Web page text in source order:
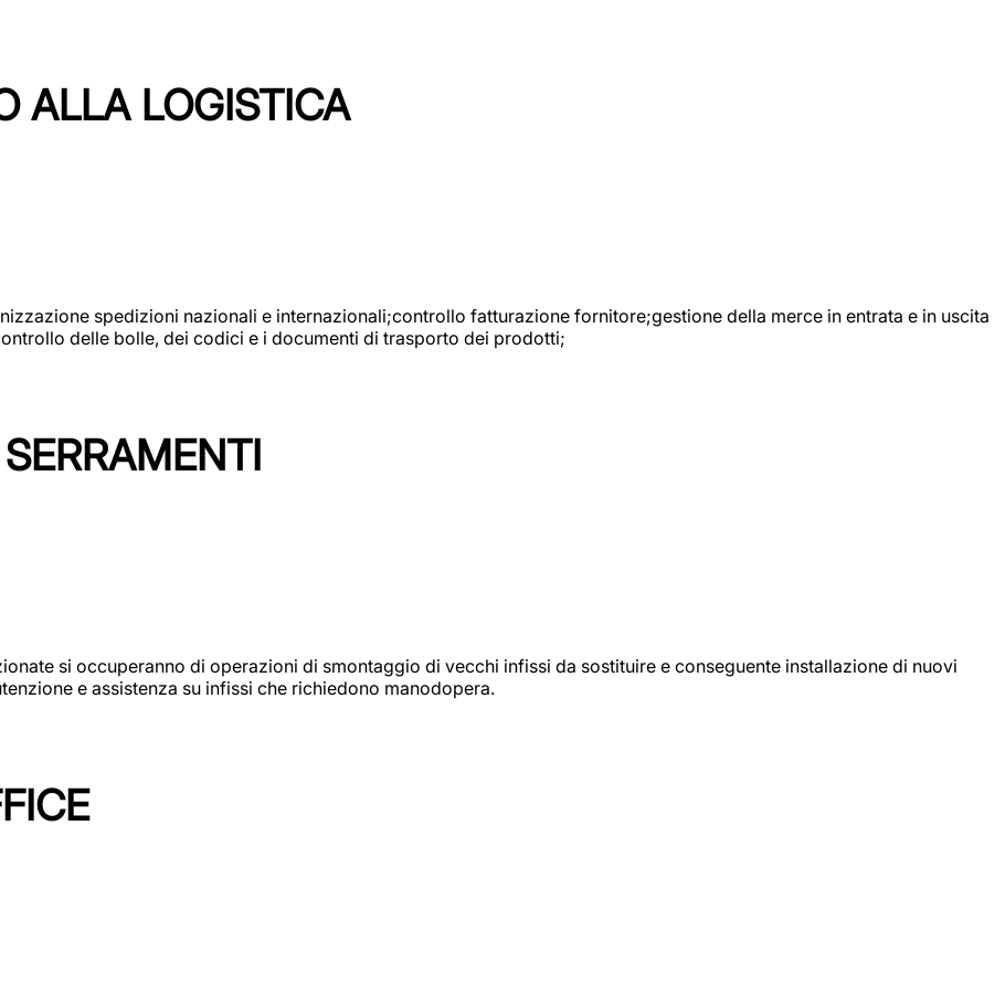
ALLA LOGISTICA
spedizioni nazionali e internazionali;controllo fatturazione fornitore;gestione della merce in entrata e in uscita
delle bolle, dei codici e i documenti di trasporto dei prodotti;
si occuperanno di operazioni di smontaggio di vecchi infissi da sostituire e conseguente installazione di nuovi
e assistenza su infissi che richiedono manodopera.